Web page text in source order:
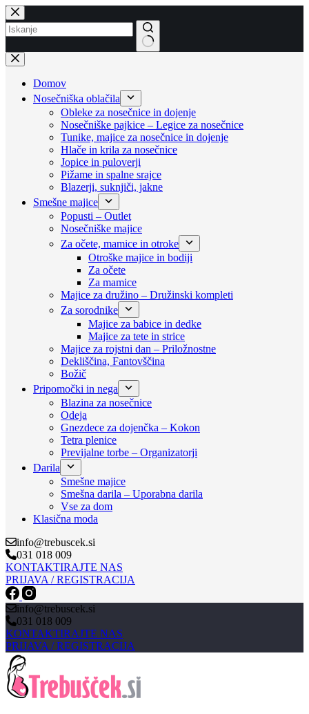
Skip
to
content
No
results
Domov
Nosečniška oblačila
Obleke za nosečnice in dojenje
Nosečniške pajkice – Legice za nosečnice
Tunike, majice za nosečnice in dojenje
Hlače in krila za nosečnice
Jopice in puloverji
Pižame in spalne srajce
Blazerji, suknjiči, jakne
Smešne majice
Popusti – Outlet
Nosečniške majice
Za očete, mamice in otroke
Otroške majice in bodiji
Za očete
Za mamice
Majice za družino – Družinski kompleti
Za sorodnike
Majice za babice in dedke
Majice za tete in strice
Majice za rojstni dan – Priložnostne
Dekliščina, Fantovščina
Božič
Pripomočki in nega
Blazina za nosečnice
Odeja
Gnezdece za dojenčka – Kokon
Tetra plenice
Previjalne torbe – Organizatorji
Darila
Smešne majice
Smešna darila – Uporabna darila
Vse za dom
Klasična moda
info@trebuscek.si
031 018 009
KONTAKTIRAJTE NAS
PRIJAVA / REGISTRACIJA
info@trebuscek.si
031 018 009
KONTAKTIRAJTE NAS
PRIJAVA / REGISTRACIJA